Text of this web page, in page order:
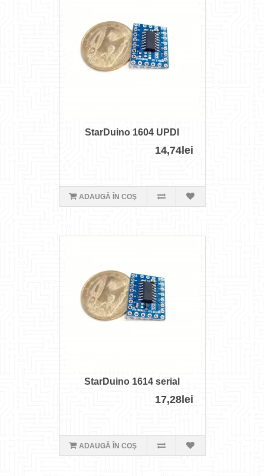
StarDuino 1604 UPDI
14,74lei
ADAUGĂ ÎN COŞ
StarDuino 1614 serial
17,28lei
ADAUGĂ ÎN COŞ